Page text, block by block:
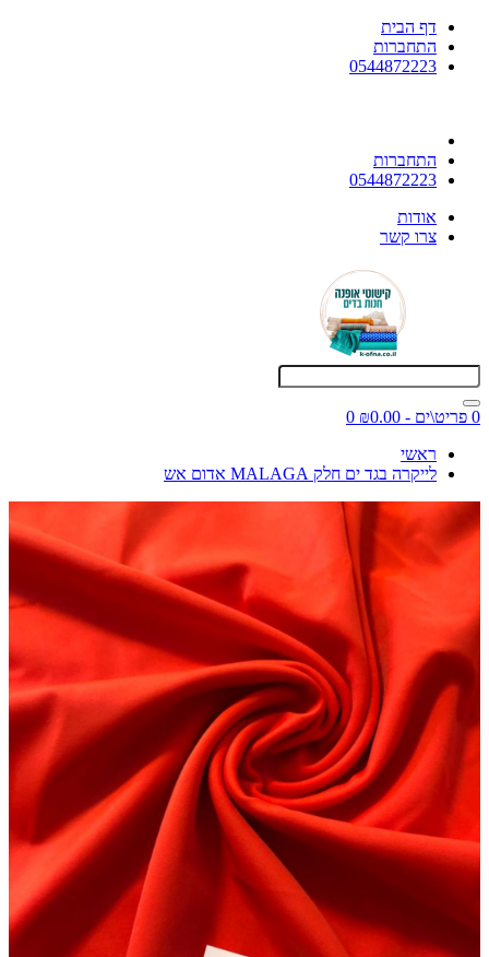
דף הבית
התחברות
0544872223
התחברות
0544872223
אודות
צרו קשר
0 פריט\ים - ₪0.00
0
ראשי
לייקרה בגד ים חלק MALAGA אדום אש